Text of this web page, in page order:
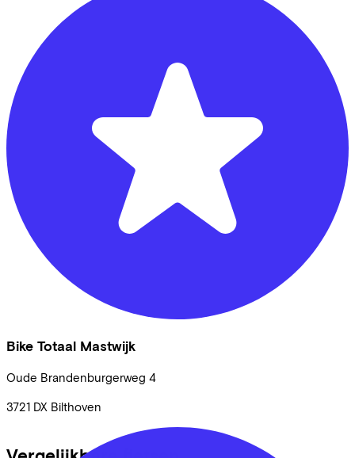
Bike Totaal Mastwijk
Oude Brandenburgerweg 4
3721 DX Bilthoven